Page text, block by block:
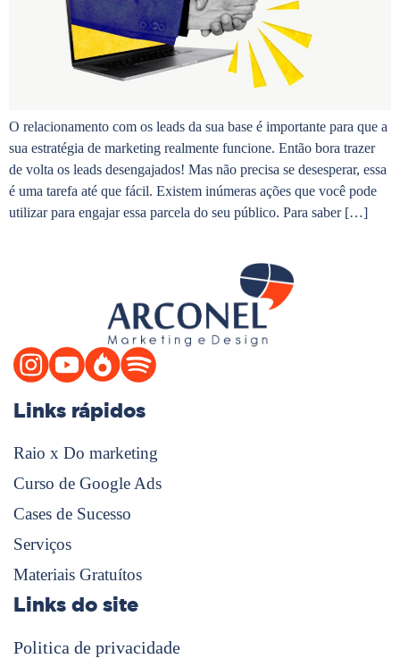
O relacionamento com os leads da sua base é importante para que a
sua estratégia de marketing realmente funcione. Então bora trazer
de volta os leads desengajados! Mas não precisa se desesperar, essa
é uma tarefa até que fácil. Existem inúmeras ações que você pode
utilizar para engajar essa parcela do seu público. Para saber […]
Links rápidos
Raio x Do marketing
Curso de Google Ads
Cases de Sucesso
Serviços
Materiais Gratuítos
Links do site
Politica de privacidade